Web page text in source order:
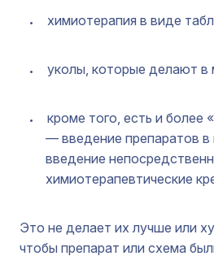
химиотерапия в виде
уколы, которые делают
кроме того, есть и более
— введение препаратов в
введение
химиотерапевтические
Это не делает их лучше или
чтобы препарат или схема